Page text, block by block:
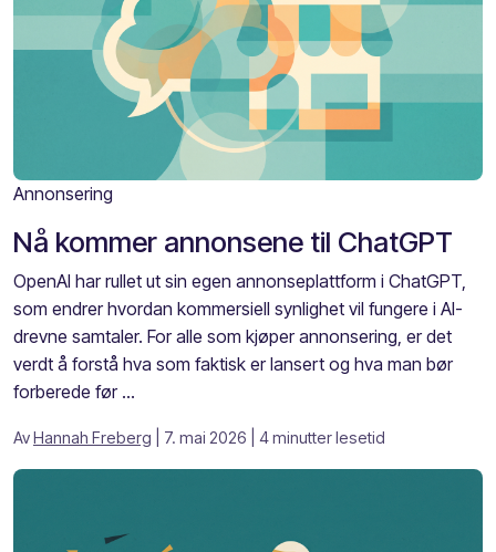
Annonsering
Nå kommer annonsene til ChatGPT
OpenAI har rullet ut sin egen annonseplattform i ChatGPT,
som endrer hvordan kommersiell synlighet vil fungere i AI-
drevne samtaler. For alle som kjøper annonsering, er det
verdt å forstå hva som faktisk er lansert og hva man bør
forberede før ...
AvHannah Freberg | 7. mai 2026 | 4 minutter lesetid